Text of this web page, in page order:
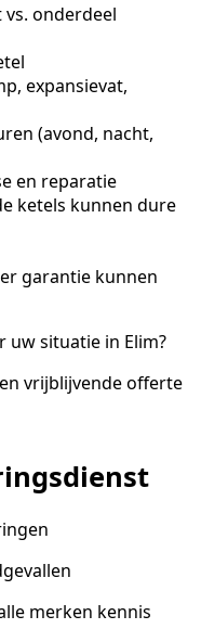
onderdeel
expansievat,
(avond, nacht,
en reparatie
ketels kunnen dure
garantie kunnen
uw situatie in Elim?
vrijblijvende offerte
merken kennis